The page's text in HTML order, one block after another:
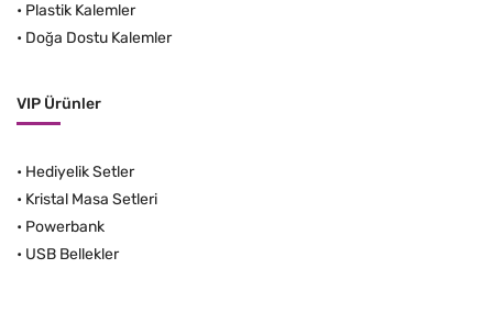
• Plastik Kalemler
• Doğa Dostu Kalemler
VIP Ürünler
• Hediyelik Setler
• Kristal Masa Setleri
• Powerbank
• USB Bellekler